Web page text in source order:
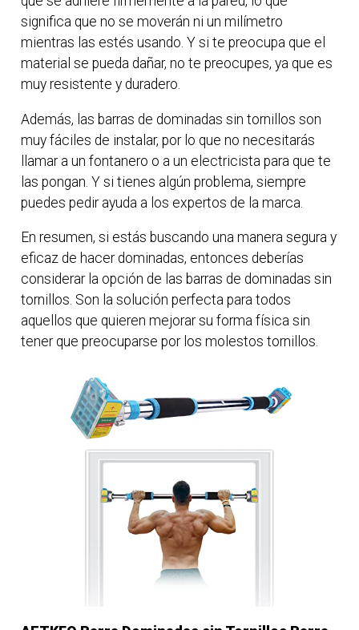
significa que no se moverán ni un milímetro
mientras las estés usando. Y si te preocupa que el
material se pueda dañar, no te preocupes, ya que es
muy resistente y duradero.
Además, las barras de dominadas sin tornillos son
muy fáciles de instalar, por lo que no necesitarás
llamar a un fontanero o a un electricista para que te
las pongan. Y si tienes algún problema, siempre
puedes pedir ayuda a los expertos de la marca.
En resumen, si estás buscando una manera segura y
eficaz de hacer dominadas, entonces deberías
considerar la opción de las barras de dominadas sin
tornillos. Son la solución perfecta para todos
aquellos que quieren mejorar su forma física sin
tener que preocuparse por los molestos tornillos.